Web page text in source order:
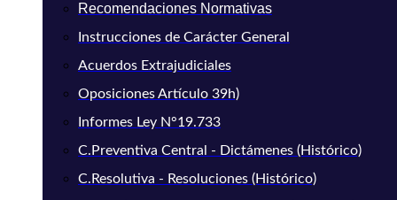
Recomendaciones Normativas
Instrucciones de Carácter General
Acuerdos Extrajudiciales
Oposiciones Artículo 39h)
Informes Ley N°19.733
C.Preventiva Central - Dictámenes (Histórico)
C.Resolutiva - Resoluciones (Histórico)